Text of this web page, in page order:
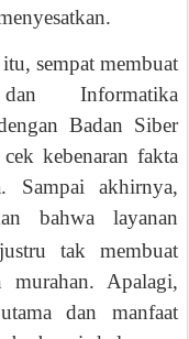
sempat membuat
Informatika
Badan Siber
kebenaran fakta
Sampai akhirnya,
bahwa layanan
tak membuat
murahan. Apalagi,
dan manfaat